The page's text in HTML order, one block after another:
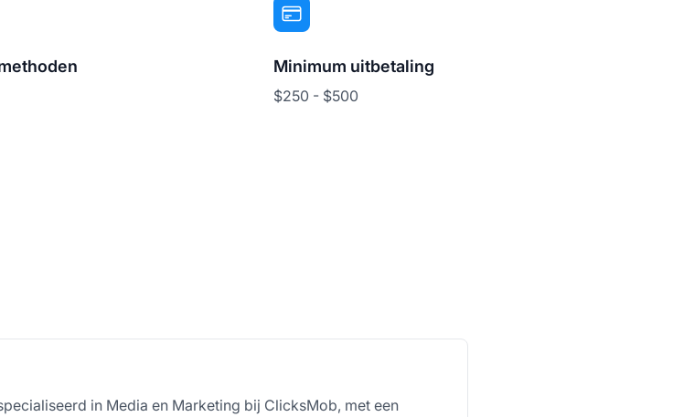
Minimum uitbetaling
$250 - $500
in Media en Marketing bij ClicksMob, met een